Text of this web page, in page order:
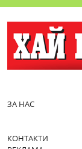
ЗА НАС
КОНТАКТИ